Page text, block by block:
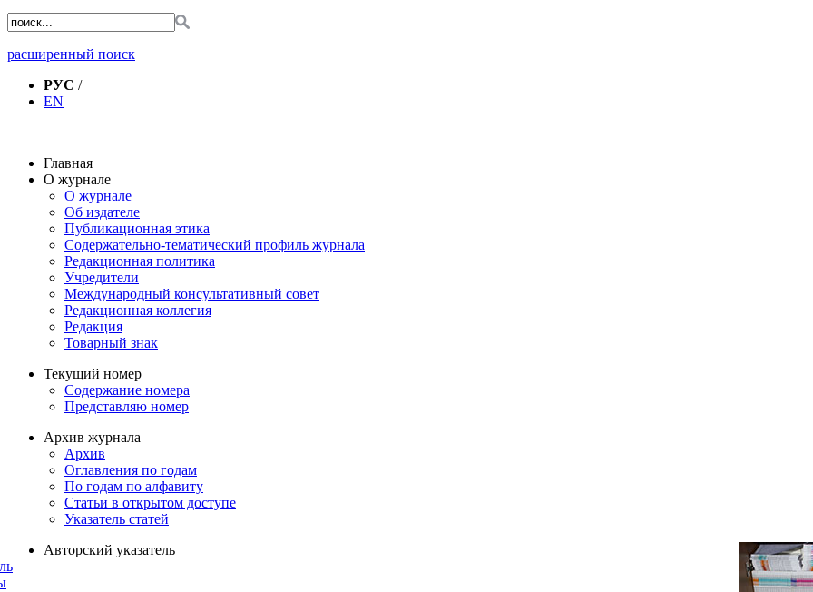
расширенный поиск
РУС /
EN
Главная
О журнале
О журнале
Об издателе
Публикационная этика
Содержательно-тематический профиль журнала
Редакционная политика
Учредители
Международный консультативный совет
Редакционная коллегия
Редакция
Товарный знак
Текущий номер
Содержание номера
Представляю номер
Архив журнала
Архив
Оглавления по годам
По годам по алфавиту
Статьи в открытом доступе
Указатель статей
Авторский указатель